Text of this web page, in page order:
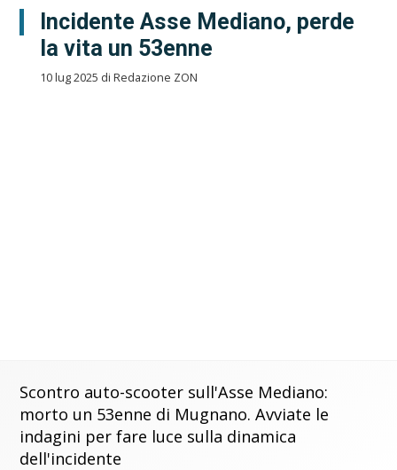
Incidente Asse Mediano, perde
la vita un 53enne
10 lug 2025 di Redazione ZON
Scontro auto-scooter sull'Asse Mediano:
morto un 53enne di Mugnano. Avviate le
indagini per fare luce sulla dinamica
dell'incidente